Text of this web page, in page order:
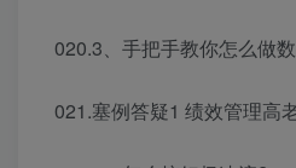
020.3、手把手教你怎么做
021.塞例答疑1 绩效管理高